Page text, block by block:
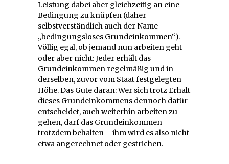
Leistung dabei aber gleichzeitig an eine
Bedingung zu knüpfen (daher
selbstverständlich auch der Name
„bedingungsloses Grundeinkommen“).
Völlig egal, ob jemand nun arbeiten geht
oder aber nicht: Jeder erhält das
Grundeinkommen regelmäßig und in
derselben, zuvor vom Staat festgelegten
Höhe. Das Gute daran: Wer sich trotz Erhalt
dieses Grundeinkommens dennoch dafür
entscheidet, auch weiterhin arbeiten zu
gehen, darf das Grundeinkommen
trotzdem behalten – ihm wird es also nicht
etwa angerechnet oder gestrichen.